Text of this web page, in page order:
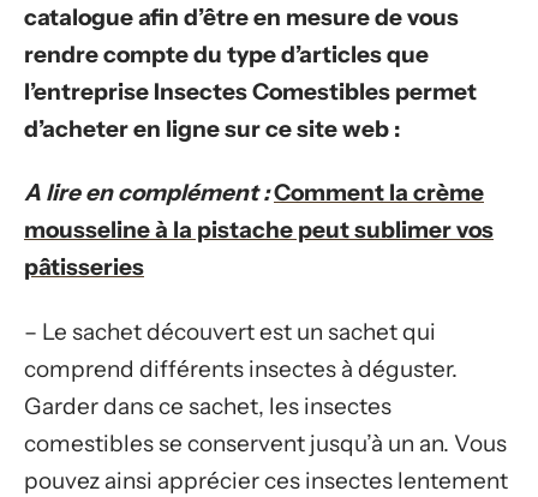
catalogue afin d’être en mesure de vous
rendre compte du type d’articles que
l’entreprise Insectes Comestibles permet
d’acheter en ligne sur ce site web :
A lire en complément :Comment la crème
mousseline à la pistache peut sublimer vos
pâtisseries
– Le sachet découvert est un sachet qui
comprend différents insectes à déguster.
Garder dans ce sachet, les insectes
comestibles se conservent jusqu’à un an. Vous
pouvez ainsi apprécier ces insectes lentement